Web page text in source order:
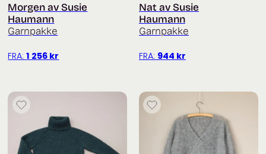
Morgen av Susie
Haumann
Garnpakke
FRA:1 256 kr
Nat av Susie
Haumann
Garnpakke
FRA: 944 kr